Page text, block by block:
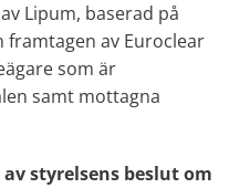
Lipum, baserad på
av Euroclear
som är
samt mottagna
styrelsens beslut om